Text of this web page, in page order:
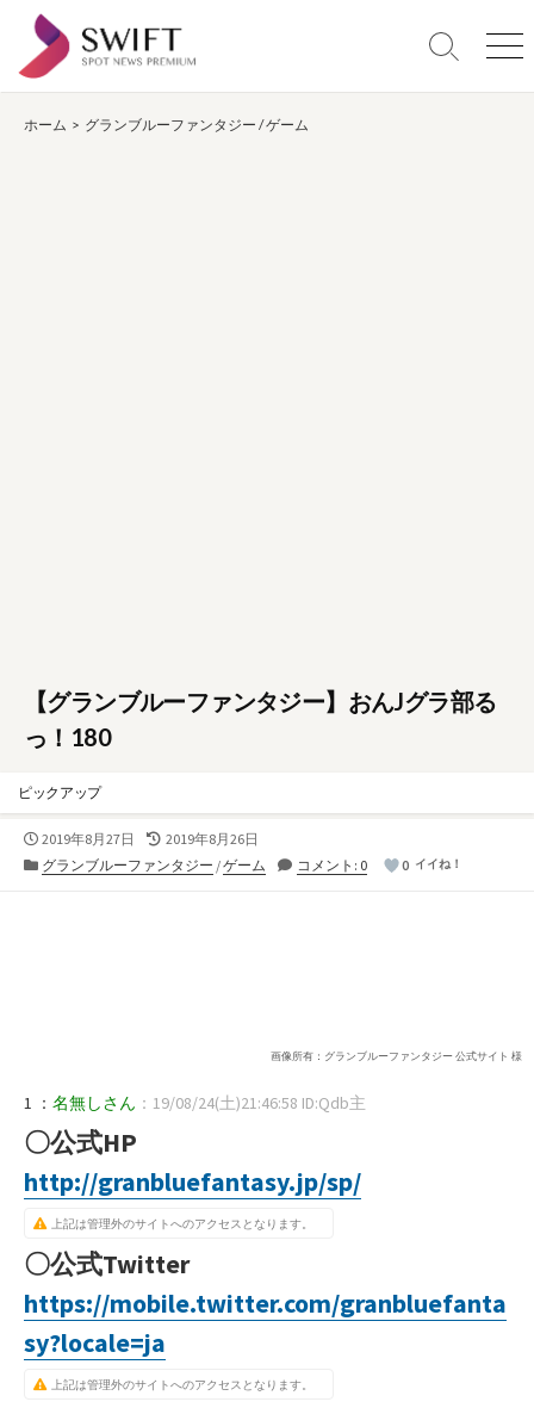
テ
検
メ
ホーム > グランブルーファンタジー /ゲーム
【グランブルーファンタジー】おんJグラ部る
っ！180
ピックアップ
公
開
2019年8月27日
最
終
2019年8月26日
カ
グランブルーファンタジー /ゲーム コメント: 0 0 イイね！
画像所有：グランブルーファンタジー 公式サイト 様
1 ： 名無しさん ：19/08/24(土)21:46:58 ID:Qdb主
〇公式HP
http://granbluefantasy.jp/sp/
上記は管理外のサイトへのアクセスとなります。
〇公式Twitter
https://mobile.twitter.com/granbluefanta
sy?locale=ja
上記は管理外のサイトへのアクセスとなります。